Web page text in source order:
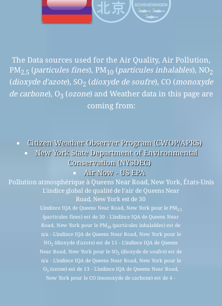
The Data sources used for the Air Quality, Air Pollution,
PM2.5 (particules fines), PM10(particules inhalables), NO2
(dioxyde d'azote), SO2 (dioxyde de soufre), CO (monoxyde
de carbone), O3 (ozone) and Weather data in this page are
coming from:
Citizen Weather Observer Program (CWOP/APRS)
New York State Department of Environmental
Conservation (NYSDEC)
Air Now - US EPA
Pollution atmosphérique à Queens Near Road, New York, États-Unis
L'indice global de qualité de l'air de Queens Near
Road, New York est de 30
L'indince IQA de Queens Near Road, New York pour le PM2.5
(particules fines) est de 30 - L'indince IQA de Queens Near
Road, New York pour le PM10 (particules inhalables) est de
n/a - L'indince IQA de Queens Near Road, New York pour le
NO2 (dioxyde d'azote) est de 15 - L'indince IQA de Queens
Near Road, New York pour le SO2 (dioxyde de soufre) est de
n/a - L'indince IQA de Queens Near Road, New York pour le
O3(ozone) est de 13 - L'indince IQA de Queens Near Road,
New York pour le CO (monoxyde de carbone) est de 4 -